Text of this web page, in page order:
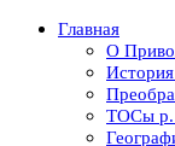
Главная
О
ТОСы р.